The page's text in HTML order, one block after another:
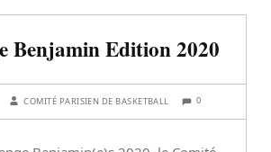
Benjamin Edition 2020
COMITÉ PARISIEN DE BASKETBALL COMMENTS:0